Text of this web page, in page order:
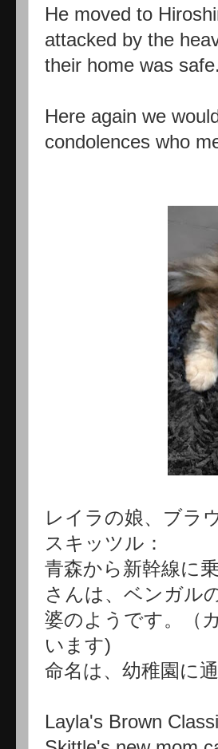
He moved to
attacked by the
their home was safe.
Here again we
condolences who
レイラの娘、ブラ
スキッツル：
青森から新幹線に
さんは、ベンガル
婆のようです。（
います)
命名は、幼稚園に
Layla's Brown